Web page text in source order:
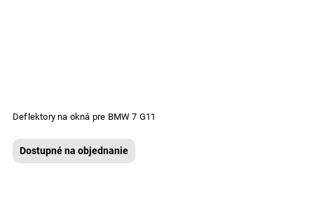
Deflektory na okná pre BMW 7 G11
Dostupné na objednanie